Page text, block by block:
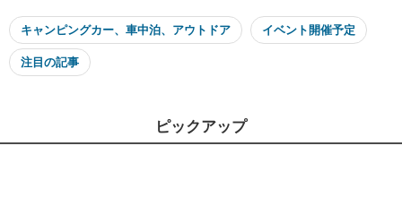
キャンピングカー、車中泊、アウトドア イベント開催予定
注目の記事
ピックアップ